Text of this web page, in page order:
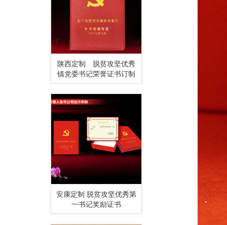
陕西定制 脱贫攻坚优秀
镇党委书记荣誉证书订制
安康定制 脱贫攻坚优秀第
一书记奖励证书